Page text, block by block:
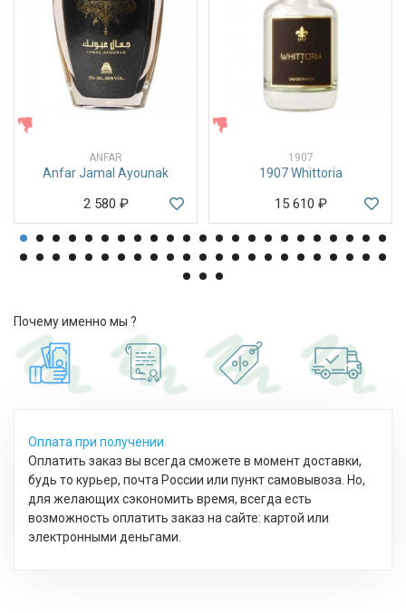
ANFAR
Anfar Jamal Ayounak
2 580 ₽
1907
1907 Whittoria
15 610 ₽
Почему именно мы ?
Оплата при получении
Оплатить заказ вы всегда сможете в момент доставки,
будь то курьер, почта России или пункт самовывоза. Но,
для желающих сэкономить время, всегда есть
возможность оплатить заказ на сайте: картой или
электронными деньгами.